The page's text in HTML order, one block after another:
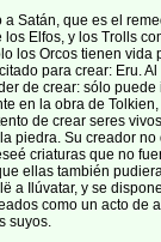
Satán, que es el
Elfos, y los Trolls
los Orcos tienen vida
para crear: Eru.
de crear: sólo puede
en la obra de
de crear seres
piedra. Su creador
criaturas que no
ellas también
a Ilúvatar, y se
como un acto de
suyos.